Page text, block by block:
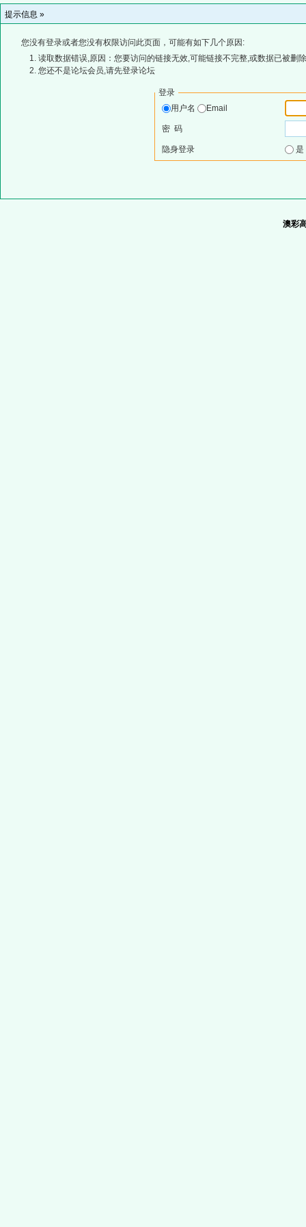
提示信息 »
您没有登录或者您没有权限访问此页面，可能有如下几个原因:
读取数据错误,原因：您要访问的链接无效,可能链接不完整,或数据已被删
您还不是论坛会员,请先登录论坛
登录
用户名
Email
密 码
隐身登录
澳彩